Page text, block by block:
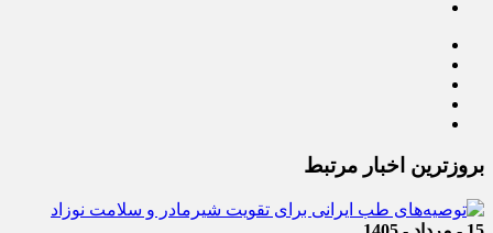
بروزترین اخبار مرتبط